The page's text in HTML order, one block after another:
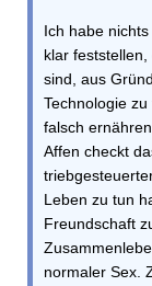
Ich habe
klar
sind, aus
Technologie
falsch
Affen checkt
Leben zu tun
Freundschaft
normaler Sex.